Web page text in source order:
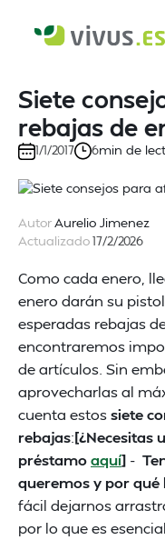
Siete
rebajas de
1/1/2017 6min de
AutorAurelio Jimenez
Actualizado17/2/2026
Como cada enero,
enero darán su
esperadas rebajas
encontraremos
de artículos. Sin
aprovecharlas al
cuenta estossiete
rebajas:[¿Necesitas
préstamoaquí] -
queremos y por qué
fácil dejarnos
por lo que es